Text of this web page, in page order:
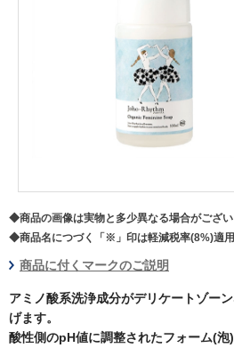
◆商品の画像は実物と多少異なる場合がござい
◆商品名につづく「※」印は軽減税率(8%)適
商品に付くマークのご説明
アミノ酸系洗浄成分がデリケートゾー
げます。
酸性側のpH値に調整されたフォーム(